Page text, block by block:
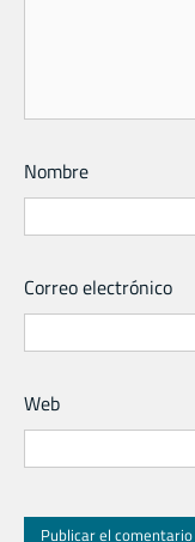
Nombre
Correo electrónico
Web